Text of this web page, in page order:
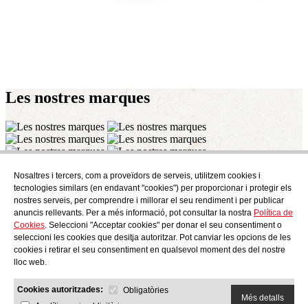
Nosaltres i tercers, com a proveïdors de serveis, utilitzem cookies i
tecnologies similars (en endavant "cookies") per proporcionar i protegir els
nostres serveis, per comprendre i millorar el seu rendiment i per publicar
anuncis rellevants. Per a més informació, pot consultar la nostra Política de
Cookies. Seleccioni "Acceptar cookies" per donar el seu consentiment o
seleccioni les cookies que desitja autoritzar. Pot canviar les opcions de les
cookies i retirar el seu consentiment en qualsevol moment des del nostre
lloc web.
Cookies autoritzades:
Obligatòries
Més detalls
Les nostres marques
Subscriu-te
Descobreix tot el que es cou a AudensFood.
He llegit i accepto laPolítica de Privacitat
NosaltresAudens news Productes Bloc gastronòmic Contacte
Treballa amb nosaltres